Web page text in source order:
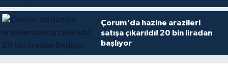
Çorum'da hazine arazileri
satışa çıkarıldı! 20 bin liradan
başlıyor